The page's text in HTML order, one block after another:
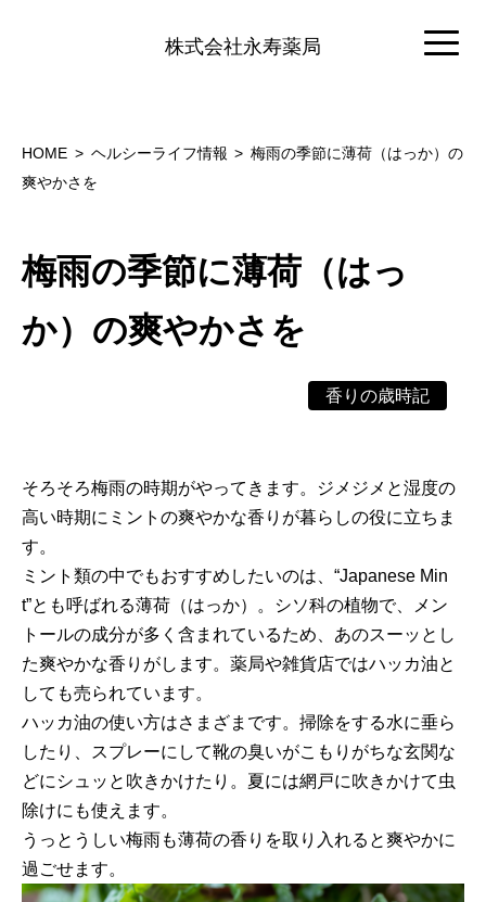
株式会社永寿薬局
HOME ヘルシーライフ情報
梅雨の季節に薄荷（はっか）の
爽やかさを
梅雨の季節に薄荷（はっ
か）の爽やかさを
香りの歳時記
そろそろ梅雨の時期がやってきます。ジメジメと湿度の
高い時期にミントの爽やかな香りが暮らしの役に立ちま
す。
ミント類の中でもおすすめしたいのは、“Japanese Min
t”とも呼ばれる薄荷（はっか）。シソ科の植物で、メン
トールの成分が多く含まれているため、あのスーッとし
た爽やかな香りがします。薬局や雑貨店ではハッカ油と
しても売られています。
ハッカ油の使い方はさまざまです。掃除をする水に垂ら
したり、スプレーにして靴の臭いがこもりがちな玄関な
どにシュッと吹きかけたり。夏には網戸に吹きかけて虫
除けにも使えます。
うっとうしい梅雨も薄荷の香りを取り入れると爽やかに
過ごせます。